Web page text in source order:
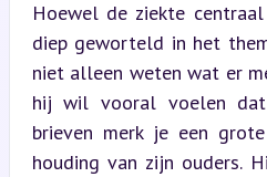
Hoewel de ziekte
diep geworteld in het
niet alleen weten wat er
hij wil vooral voelen
brieven merk je een
houding van zijn ouders.